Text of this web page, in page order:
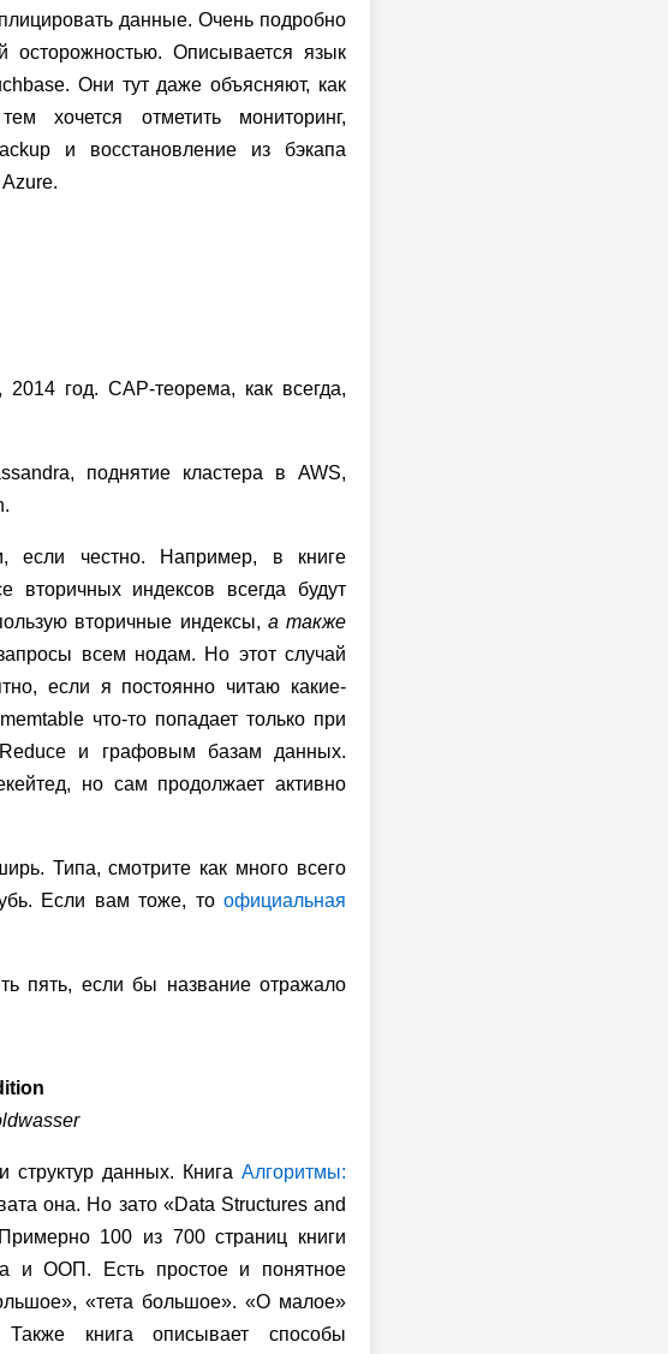
данные. Очень подробно
Описывается язык
Они тут даже объясняют, как
хочется отметить мониторинг,
и восстановление из бэкапа
, 2014 год. CAP-теорема, как всегда,
поднятие кластера в AWS,
если честно. Например, в книге
вторичных индексов всегда будут
вторичные индексы, а также
всем нодам. Но этот случай
если я постоянно читаю какие-
что-то попадает только при
и графовым базам данных.
но сам продолжает активно
Типа, смотрите как много всего
Если вам тоже, то официальная
пять, если бы название отражало
структур данных. Книга Алгоритмы:
она. Но зато «Data Structures and
100 из 700 страниц книги
и ООП. Есть простое и понятное
«тета большое». «О малое»
книга описывает способы